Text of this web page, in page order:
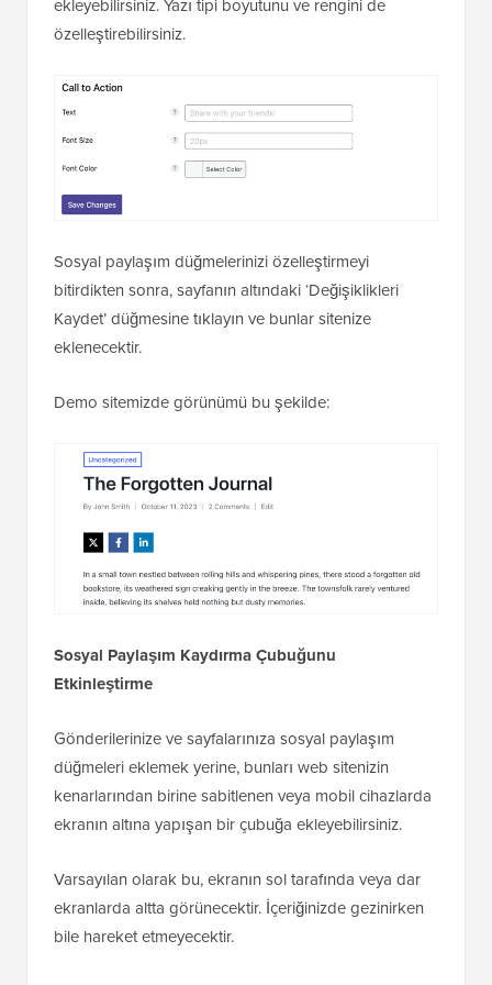
ekleyebilirsiniz. Yazı tipi boyutunu ve rengini de
özelleştirebilirsiniz.
Sosyal paylaşım düğmelerinizi özelleştirmeyi
bitirdikten sonra, sayfanın altındaki ‘Değişiklikleri
Kaydet’ düğmesine tıklayın ve bunlar sitenize
eklenecektir.
Demo sitemizde görünümü bu şekilde:
Sosyal Paylaşım Kaydırma Çubuğunu
Etkinleştirme
Gönderilerinize ve sayfalarınıza sosyal paylaşım
düğmeleri eklemek yerine, bunları web sitenizin
kenarlarından birine sabitlenen veya mobil cihazlarda
ekranın altına yapışan bir çubuğa ekleyebilirsiniz.
Varsayılan olarak bu, ekranın sol tarafında veya dar
ekranlarda altta görünecektir. İçeriğinizde gezinirken
bile hareket etmeyecektir.